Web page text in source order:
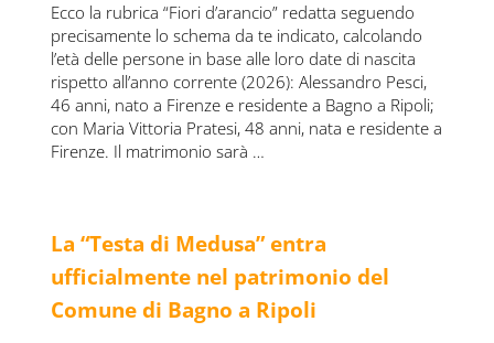
Ecco la rubrica “Fiori d’arancio” redatta seguendo
precisamente lo schema da te indicato, calcolando
l’età delle persone in base alle loro date di nascita
rispetto all’anno corrente (2026): Alessandro Pesci,
46 anni, nato a Firenze e residente a Bagno a Ripoli;
con Maria Vittoria Pratesi, 48 anni, nata e residente a
Firenze. Il matrimonio sarà …
La “Testa di Medusa” entra
ufficialmente nel patrimonio del
Comune di Bagno a Ripoli